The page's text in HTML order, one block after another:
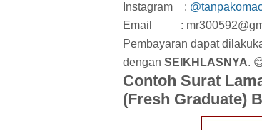
Instagram :
Email :
Pembayaran dapat
dengan SEIKHLASNYA.
Contoh Surat
(Fresh Graduate)